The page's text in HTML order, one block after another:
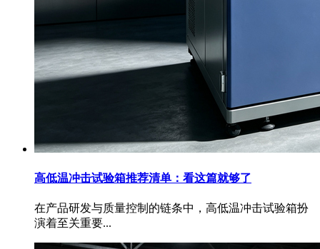
高低温冲击试验箱推荐清单：看这篇就够了
在产品研发与质量控制的链条中，高低温冲击试验箱扮
演着至关重要...